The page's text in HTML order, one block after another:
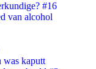
#16
van alcohol
was kaputt